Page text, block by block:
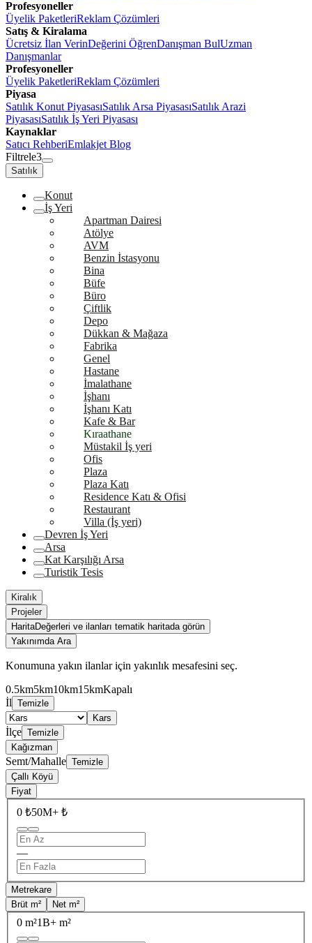
Profesyoneller
Üyelik PaketleriReklam Çözümleri
Satış & Kiralama
Ücretsiz İlan VerinDeğerini ÖğrenDanışman BulUzman
Danışmanlar
Profesyoneller
Üyelik PaketleriReklam Çözümleri
Piyasa
Satılık Konut PiyasasıSatılık Arsa PiyasasıSatılık Arazi
PiyasasıSatılık İş Yeri Piyasası
Kaynaklar
Satıcı RehberiEmlakjet Blog
Filtrele3
Satılık
Konut
İş Yeri
Apartman Dairesi
Atölye
AVM
Benzin İstasyonu
Bina
Büfe
Büro
Çiftlik
Depo
Dükkan & Mağaza
Fabrika
Genel
Hastane
İmalathane
İşhanı
İşhanı Katı
Kafe & Bar
Kıraathane
Müstakil İş yeri
Ofis
Plaza
Plaza Katı
Residence Katı & Ofisi
Restaurant
Villa (İş yeri)
Devren İş Yeri
Arsa
Kat Karşılığı Arsa
Turistik Tesis
Kiralık
Projeler
HaritaDeğerleri ve ilanları tematik haritada görün
Yakınımda Ara
Konumuna yakın ilanlar için yakınlık mesafesini seç.
0.5km5km10km15kmKapalı
İl Temizle
Kars
İlçe Temizle
Kağızman
Semt/Mahalle Temizle
Çallı Köyü
Fiyat
0 ₺50M+ ₺
—
Metrekare
Brüt m²
Net m²
0 m²1B+ m²